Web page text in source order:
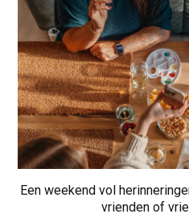
Een weekend vol
vrienden of